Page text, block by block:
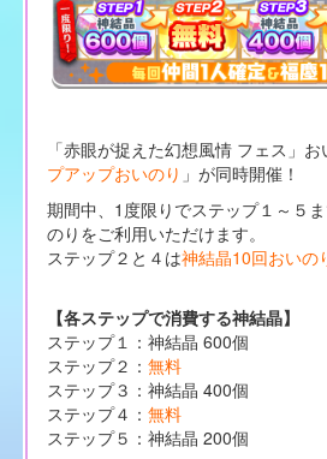
「赤眼が捉えた幻想風情 フェス」
プアップおいのり 」が同時開催！
期間中、1度限りでステップ１～５
のりをご利用いただけます。
ステップ２と４は神結晶10回おいの
【各ステップで消費する神結晶】
ステップ１：神結晶 600個
ステップ２： 無料
ステップ３：神結晶 400個
ステップ４： 無料
ステップ５：神結晶 200個